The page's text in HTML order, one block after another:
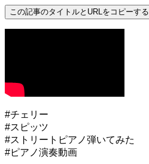
この記事のタイトルとURLをコピーする
#チェリー
#スピッツ
#ストリートピアノ弾いてみた
#ピアノ演奏動画